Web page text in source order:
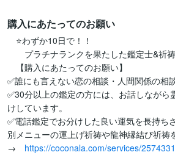
購入にあたってのお願い
⭐️わずか10日で！！
プラチナランクを果たした鑑定士&祈
【購入にあたってのお願い】
✅誰にも言えない恋の相談・人間関係の相
✅30分以上の鑑定の方には、お話しながら
けしています。
✅電話鑑定でお分けした良い運気を長持ち
別メニューの運上げ祈祷や龍神縁結び祈祷
→ https://coconala.com/services/2574331